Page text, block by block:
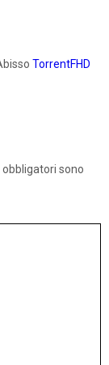
TorrentFHD
obbligatori sono